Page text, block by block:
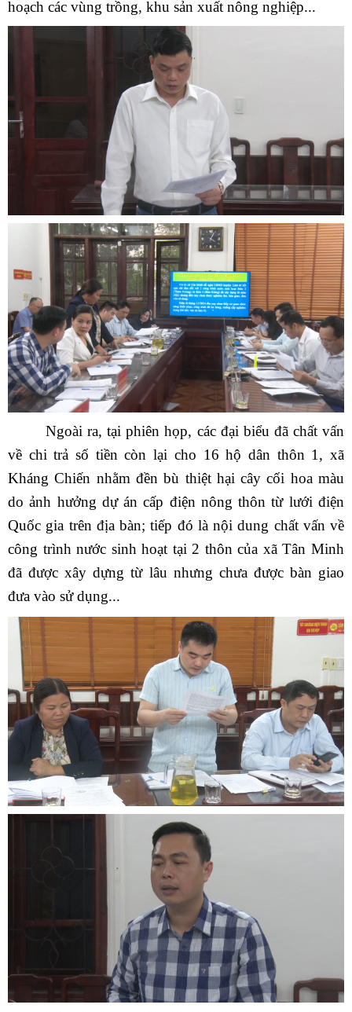
hoạch các vùng trồng, khu sản xuất nông nghiệp...
Ngoài ra, tại phiên họp, các đại biểu đã chất vấn
về chi trả số tiền còn lại cho 16 hộ dân thôn 1, xã
Kháng Chiến nhằm đền bù thiệt hại cây cối hoa màu
do ảnh hưởng dự án cấp điện nông thôn từ lưới điện
Quốc gia trên địa bàn; tiếp đó là nội dung chất vấn về
công trình nước sinh hoạt tại 2 thôn của xã Tân Minh
đã được xây dựng từ lâu nhưng chưa được bàn giao
đưa vào sử dụng...